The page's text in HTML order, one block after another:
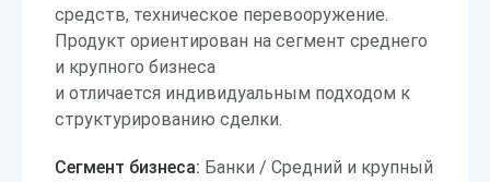
средств, техническое перевооружение.
Продукт ориентирован на сегмент среднего
и крупного бизнеса
и отличается индивидуальным подходом к
структурированию сделки.
Сегмент бизнеса: Банки / Средний и крупный